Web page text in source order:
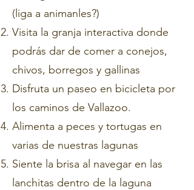
(liga a animanles?)
Visita la granja interactiva donde
podrás dar de comer a conejos,
chivos, borregos y gallinas
Disfruta un paseo en bicicleta por
los caminos de Vallazoo.
Alimenta a peces y tortugas en
varias de nuestras lagunas
Siente la brisa al navegar en las
lanchitas dentro de la laguna